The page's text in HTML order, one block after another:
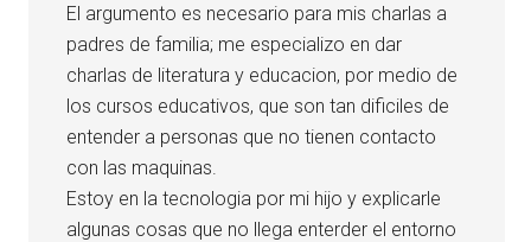
El argumento es necesario para mis charlas a
padres de familia; me especializo en dar
charlas de literatura y educacion, por medio de
los cursos educativos, que son tan dificiles de
entender a personas que no tienen contacto
con las maquinas.
Estoy en la tecnologia por mi hijo y explicarle
algunas cosas que no llega enterder el entorno